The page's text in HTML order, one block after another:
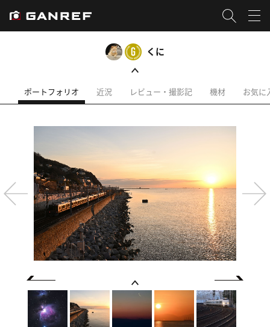
くに
ポートフォリオ 近況 レビュー・撮影記 機材 お気に